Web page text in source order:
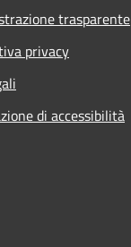
trasparente
privacy
di accessibilità